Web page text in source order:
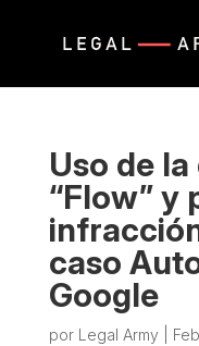
Uso de
“Flow” y
caso
Google
por Legal Army